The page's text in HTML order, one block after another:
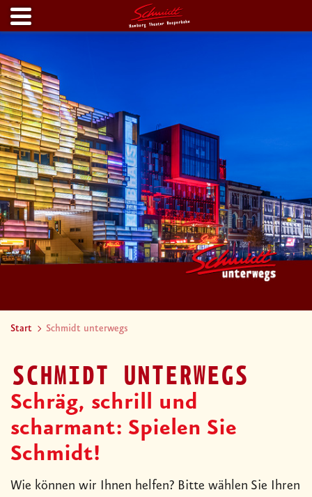
Start Schmidt unterwegs
SCHMIDT UNTERWEGS
Schräg, schrill und
scharmant: Spielen Sie
Schmidt!
Wie können wir Ihnen helfen? Bitte wählen Sie Ihren